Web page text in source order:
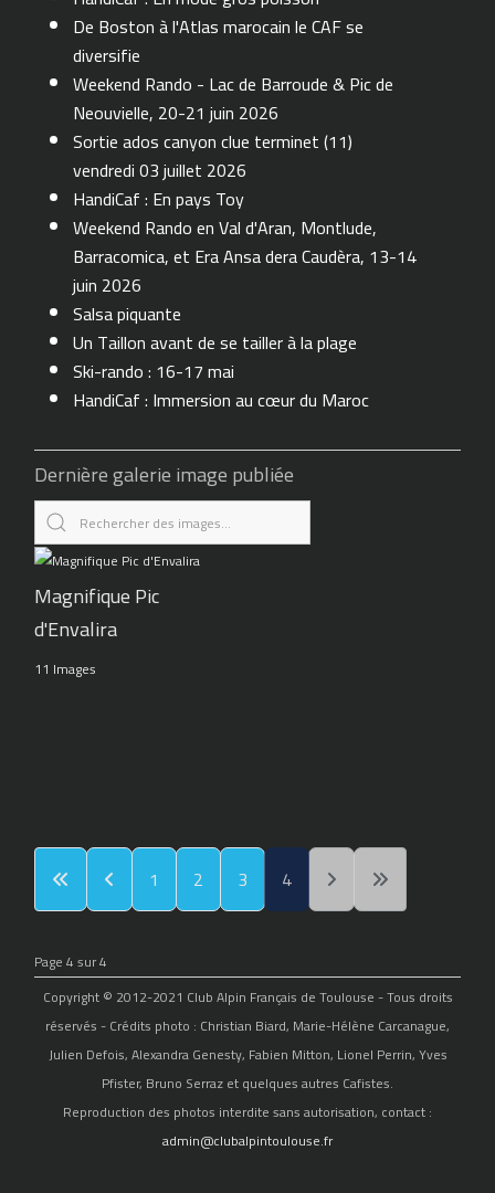
De Boston à l'Atlas marocain le CAF se
diversifie
Weekend Rando - Lac de Barroude & Pic de
Neouvielle, 20-21 juin 2026
Sortie ados canyon clue terminet (11)
vendredi 03 juillet 2026
HandiCaf : En pays Toy
Weekend Rando en Val d'Aran, Montlude,
Barracomica, et Era Ansa dera Caudèra, 13-14
juin 2026
Salsa piquante
Un Taillon avant de se tailler à la plage
Ski-rando : 16-17 mai
HandiCaf : Immersion au cœur du Maroc
Dernière galerie image publiée
Magnifique Pic
d'Envalira
11 Images
1 2 3 4
Page 4 sur 4
Copyright © 2012-2021 Club Alpin Français de Toulouse - Tous droits
réservés - Crédits photo : Christian Biard, Marie-Hélène Carcanague,
Julien Defois, Alexandra Genesty, Fabien Mitton, Lionel Perrin, Yves
Pfister, Bruno Serraz et quelques autres Cafistes.
Reproduction des photos interdite sans autorisation, contact :
admin@clubalpintoulouse.fr